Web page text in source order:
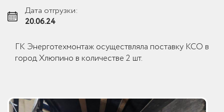
Дата отгрузки:
20.06.24
ГК Энерготехмонтаж осуществляла поставку КСО в
город Хлюпино в количестве 2 шт.